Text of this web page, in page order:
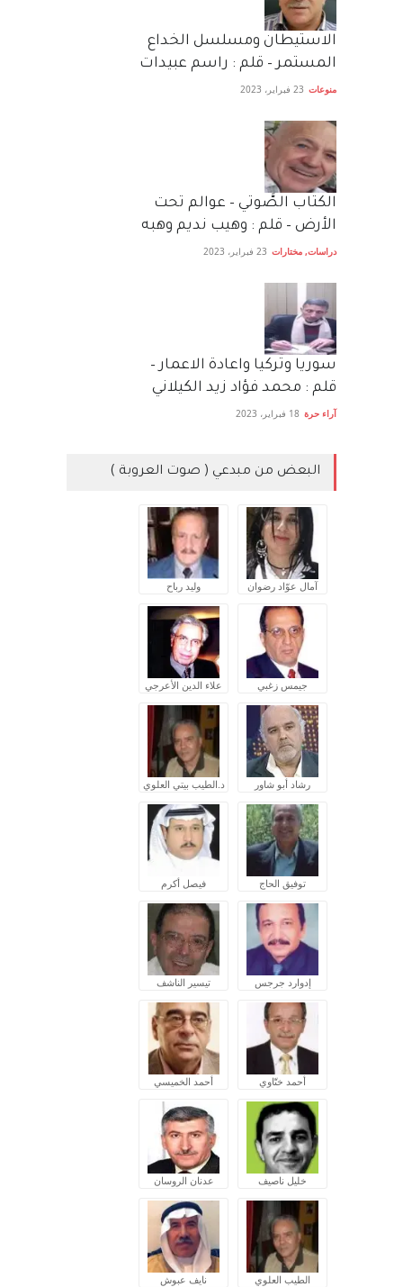
الاستيطان ومسلسل الخداع
المستمر – قلم : راسم عبيدات
منوعات 23 فبراير، 2023
الكتاب الصَّوتي – عوالم تحت
الأرض – قلم : وهيب نديم وهبه
دراسات, مختارات 23 فبراير، 2023
سوريا وتركيا واعادة الاعمار –
قلم : محمد فؤاد زيد الكيلاني
آراء حرة 18 فبراير، 2023
البعض من مبدعي ( صوت العروبة )
آمال عوّاد رضوان وليد رباح
جيمس زغبي علاء الدين الأعرجي
رشاد أبو شاور د.الطيب بيتي العلوي
توفيق الحاج فيصل أكرم
إدوارد جرجس تيسير الناشف
أحمد ختّاوي أحمد الخميسي
خليل ناصيف عدنان الروسان
الطيب العلوي نايف عبوش